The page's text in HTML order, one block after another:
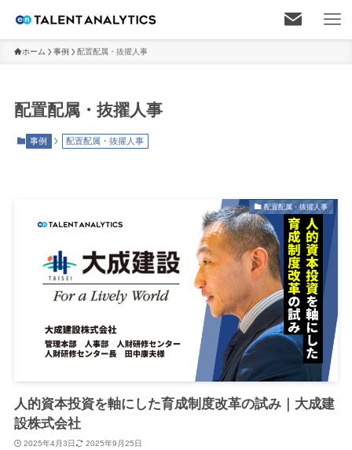
ホーム 事例 配置配属・抜擢人事
配置配属・抜擢人事
事例 配置配属・抜擢人事
配置配属・抜擢人事
人的資本投資を軸にした育成制度改革の試み｜大成建
設株式会社
2025年4月3日 2025年9月25日